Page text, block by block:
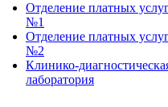
Отделение платных
№1
Отделение платных
№2
Клинико-
лаборатория